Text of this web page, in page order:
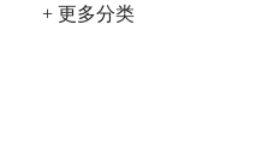
+ 更多分类